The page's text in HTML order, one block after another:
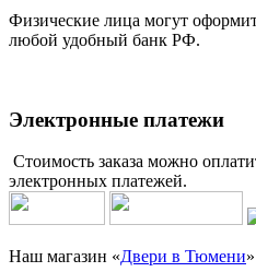
Физические лица могут
любой удобный банк РФ.
Электронные платежи
Стоимость заказа можно
электронных платежей.
Наш магазин «Двери в Тюмени